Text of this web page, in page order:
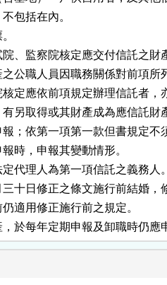
包括在內。
、監察院核定應交付信託之財
公職人員因職務關係對前項所
定應依前項規定辦理信託者，
另取得或其財產成為應信託財
；依第一項第一款但書規定不
時，申報其變動情形。
代理人為第一項信託之義務人
十日修正之條文施行前結婚，
適用修正施行前之規定。
於每年定期申報及卸職時仍應